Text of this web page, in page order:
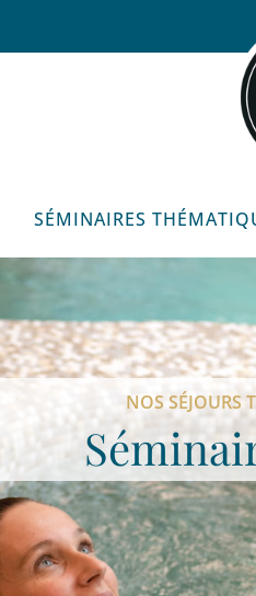
SÉMINAIRES
NOS SÉJOURS